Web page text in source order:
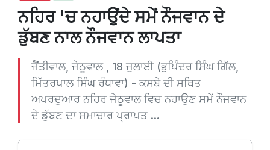
ਨਹਿਰ 'ਚ ਨਹਾਉਂਦੇ ਸਮੇਂ ਨੌਜਵਾਨ ਦੇ
ਡੁੱਬਣ ਨਾਲ ਨੌਜਵਾਨ ਲਾਪਤਾ
ਜੈਂਤੀਵਾਲ, ਜੇਠੂਵਾਲ , 18 ਜੁਲਾਈ (ਭੁਪਿੰਦਰ ਸਿੰਘ ਗਿੱਲ,
ਮਿੱਤਰਪਾਲ ਸਿੰਘ ਰੰਧਾਵਾ) - ਕਸਬੇ ਦੀ ਸਥਿਤ
ਅਪਰਦੁਆਰ ਨਹਿਰ ਜੇਠੂਵਾਲ ਵਿਚ ਨਹਾਉਣ ਸਮੇਂ ਨੌਜਵਾਨ
ਦੇ ਡੁੱਬਣ ਦਾ ਸਮਾਚਾਰ ਪ੍ਰਾਪਤ ...